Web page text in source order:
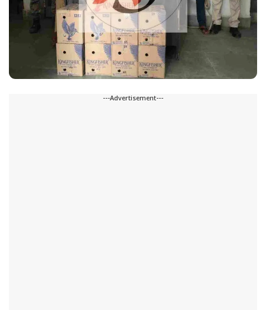
---Advertisement---